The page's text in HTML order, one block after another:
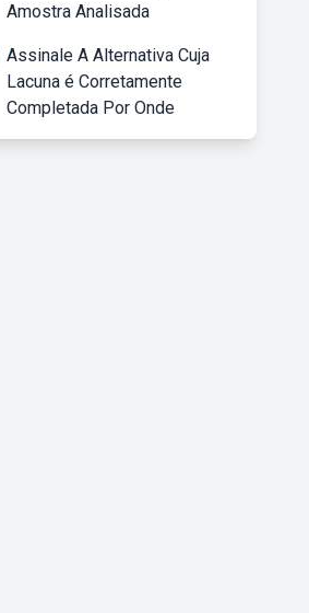
Amostra Analisada
Assinale A Alternativa Cuja
Lacuna é Corretamente
Completada Por Onde